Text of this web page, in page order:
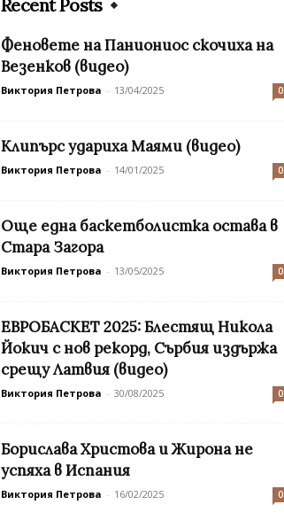
Recent Posts
Феновете на Паниониос скочиха на
Везенков (видео)
Виктория Петрова - 13/04/2025 0
Клипърс удариха Маями (видео)
Виктория Петрова - 14/01/2025 0
Още една баскетболистка остава в
Стара Загора
Виктория Петрова - 13/05/2025 0
ЕВРОБАСКЕТ 2025: Блестящ Никола
Йокич с нов рекорд, Сърбия издържа
срещу Латвия (видео)
Виктория Петрова - 30/08/2025 0
Борислава Христова и Жирона не
успяха в Испания
Виктория Петрова - 16/02/2025 0